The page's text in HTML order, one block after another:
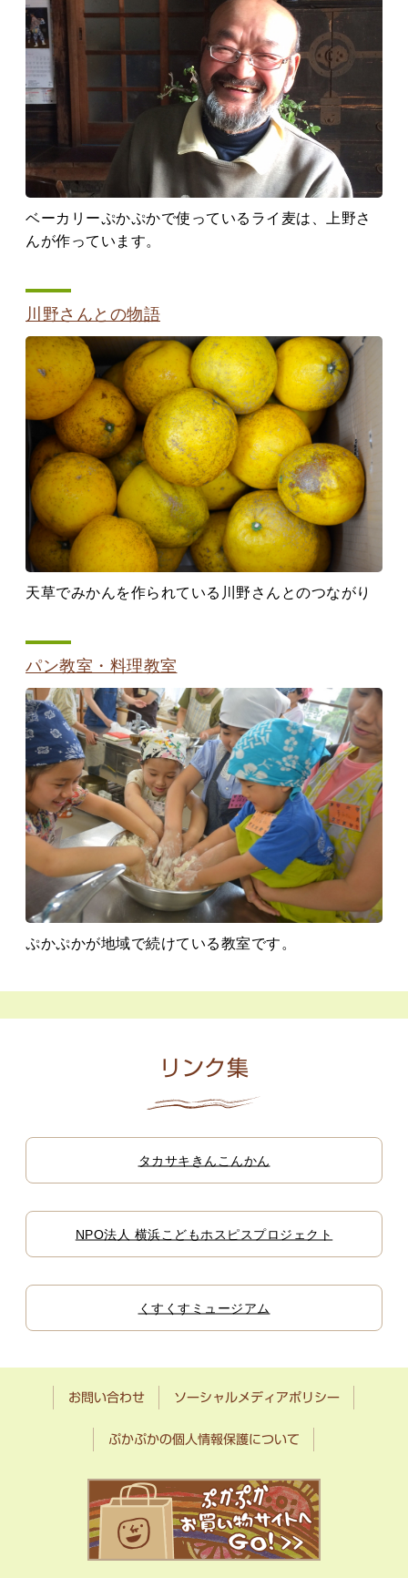
ベーカリーぷかぷかで使っているライ麦は、上野さ
んが作っています。
川野さんとの物語
天草でみかんを作られている川野さんとのつながり
パン教室・料理教室
ぷかぷかが地域で続けている教室です。
リンク集
タカサキきんこんかん
NPO法人 横浜こどもホスピスプロジェクト
くすくすミュージアム
お問い合わせ ソーシャルメディアポリシー
ぷかぷかの個人情報保護について